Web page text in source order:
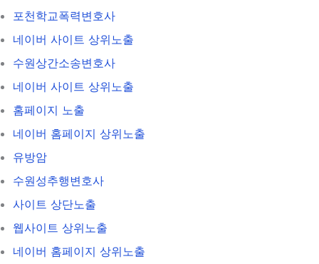
포천학교폭력변호사
네이버 사이트 상위노출
수원상간소송변호사
네이버 사이트 상위노출
홈페이지 노출
네이버 홈페이지 상위노출
유방암
수원성추행변호사
사이트 상단노출
웹사이트 상위노출
네이버 홈페이지 상위노출